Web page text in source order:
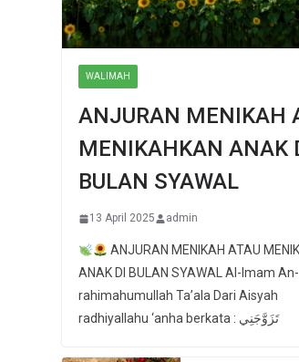
WALIMAH
ANJURAN MENIKAH
MENIKAHKAN ANAK
BULAN SYAWAL
13 April 2025 admin
ANJURAN MENIKAH ATAU
ANAK DI BULAN SYAWAL Al-Imam
rahimahumullah Ta’ala Dari Aisyah
radhiyallahu ‘anha berkata : تَزَوَّجَنِي